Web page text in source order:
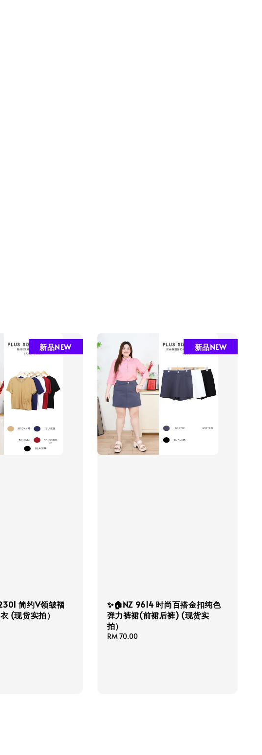
新品NEW
简约V领皱褶
(现货实拍）
新品NEW
✨🏠NZ 9614 时尚百搭金扣纯色
弹力裤裙(前裙后裤) (现货实
拍）
Regular
RM 70.00